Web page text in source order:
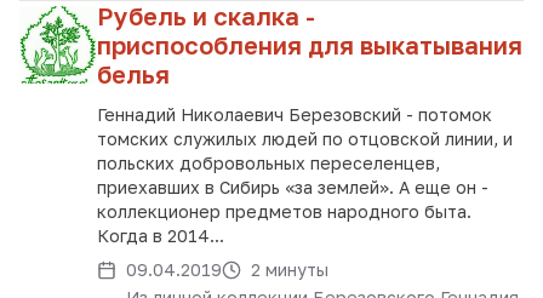
Рубель и скалка -
приспособления для выкатывания
белья
Геннадий Николаевич Березовский - потомок
томских служилых людей по отцовской линии, и
польских добровольных переселенцев,
приехавших в Сибирь «за землей». А еще он -
коллекционер предметов народного быта.
Когда в 2014...
09.04.2019
2 минуты